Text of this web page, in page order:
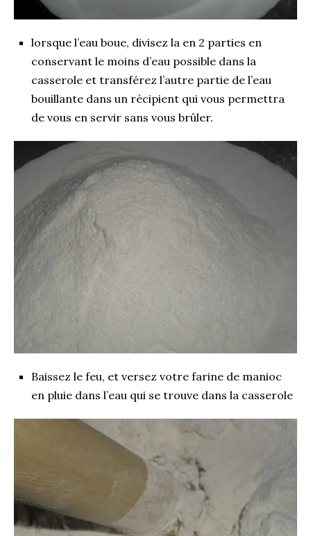
lorsque l’eau boue, divisez la en 2 parties en
conservant le moins d’eau possible dans la
casserole et transférez l’autre partie de l’eau
bouillante dans un récipient qui vous permettra
de vous en servir sans vous brûler.
Baissez le feu, et versez votre farine de manioc
en pluie dans l’eau qui se trouve dans la casserole